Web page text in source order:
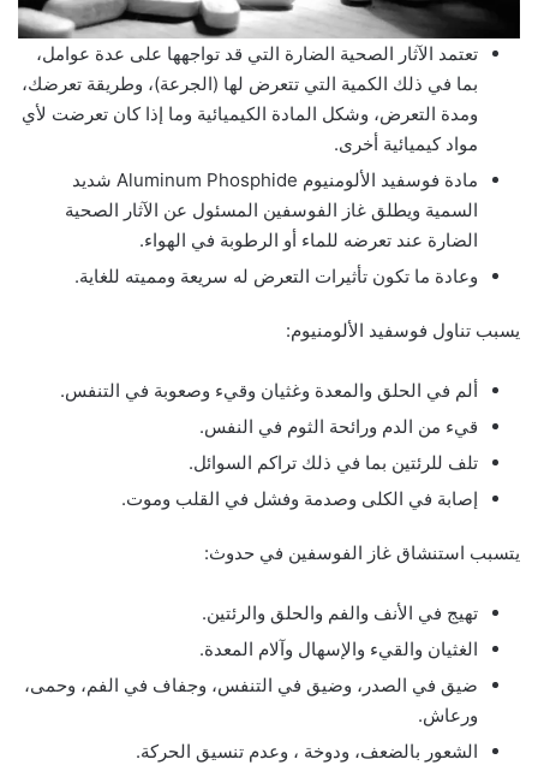
تعتمد الآثار الصحية الضارة التي قد تواجهها على عدة عوامل،
بما في ذلك الكمية التي تتعرض لها (الجرعة)، وطريقة تعرضك،
ومدة التعرض، وشكل المادة الكيميائية وما إذا كان تعرضت لأي
مواد كيميائية أخرى.
مادة فوسفيد الألومنيوم Aluminum Phosphide شديد
السمية ويطلق غاز الفوسفين المسئول عن الآثار الصحية
الضارة عند تعرضه للماء أو الرطوبة في الهواء.
وعادة ما تكون تأثيرات التعرض له سريعة ومميته للغاية.
يسبب تناول فوسفيد الألومنيوم:
ألم في الحلق والمعدة وغثيان وقيء وصعوبة في التنفس.
قيء من الدم ورائحة الثوم في النفس.
تلف للرئتين بما في ذلك تراكم السوائل.
إصابة في الكلى وصدمة وفشل في القلب وموت.
يتسبب استنشاق غاز الفوسفين في حدوث:
تهيج في الأنف والفم والحلق والرئتين.
الغثيان والقيء والإسهال وآلام المعدة.
ضيق في الصدر، وضيق في التنفس، وجفاف في الفم، وحمى،
ورعاش.
الشعور بالضعف، ودوخة ، وعدم تنسيق الحركة.